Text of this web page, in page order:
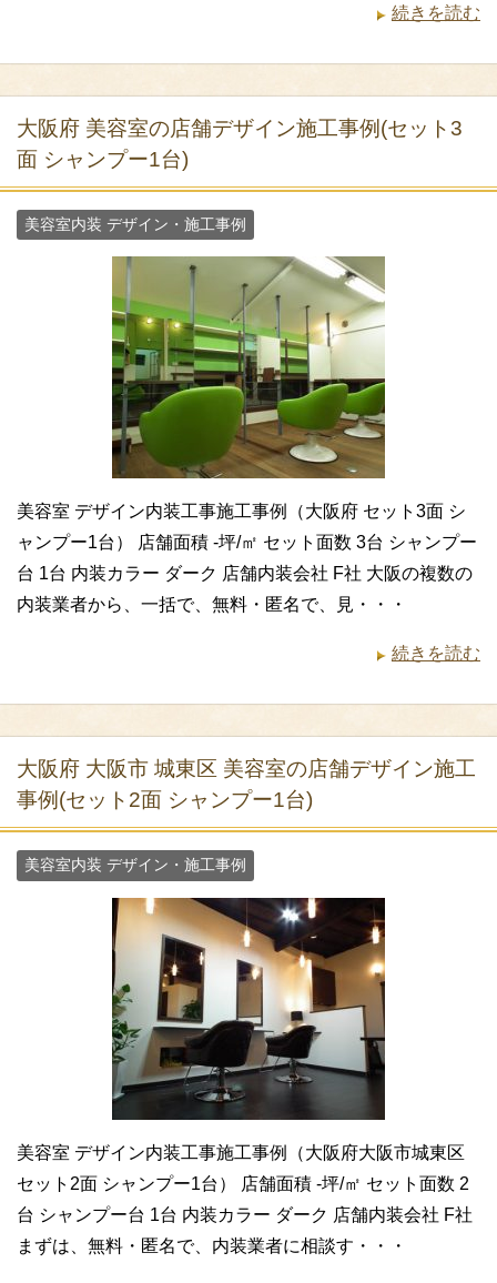
続きを読む
大阪府 美容室の店舗デザイン施工事例(セット3
面 シャンプー1台)
美容室内装 デザイン・施工事例
美容室 デザイン内装工事施工事例（大阪府 セット3面 シ
ャンプー1台） 店舗面積 -坪/㎡ セット面数 3台 シャンプー
台 1台 内装カラー ダーク 店舗内装会社 F社 大阪の複数の
内装業者から、一括で、無料・匿名で、見・・・
続きを読む
大阪府 大阪市 城東区 美容室の店舗デザイン施工
事例(セット2面 シャンプー1台)
美容室内装 デザイン・施工事例
美容室 デザイン内装工事施工事例（大阪府大阪市城東区
セット2面 シャンプー1台） 店舗面積 -坪/㎡ セット面数 2
台 シャンプー台 1台 内装カラー ダーク 店舗内装会社 F社
まずは、無料・匿名で、内装業者に相談す・・・